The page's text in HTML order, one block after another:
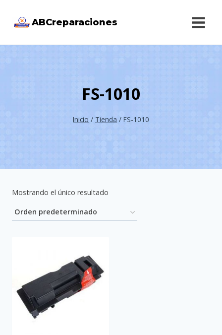
ABCreparaciones
FS-1010
Inicio / Tienda / FS-1010
Mostrando el único resultado